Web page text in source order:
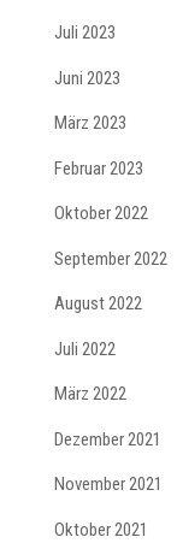
Juli 2023
Juni 2023
März 2023
Februar 2023
Oktober 2022
September 2022
August 2022
Juli 2022
März 2022
Dezember 2021
November 2021
Oktober 2021